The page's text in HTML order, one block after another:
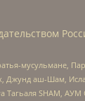
мусульмане,
Джунд аш-Шам,
SHAM,